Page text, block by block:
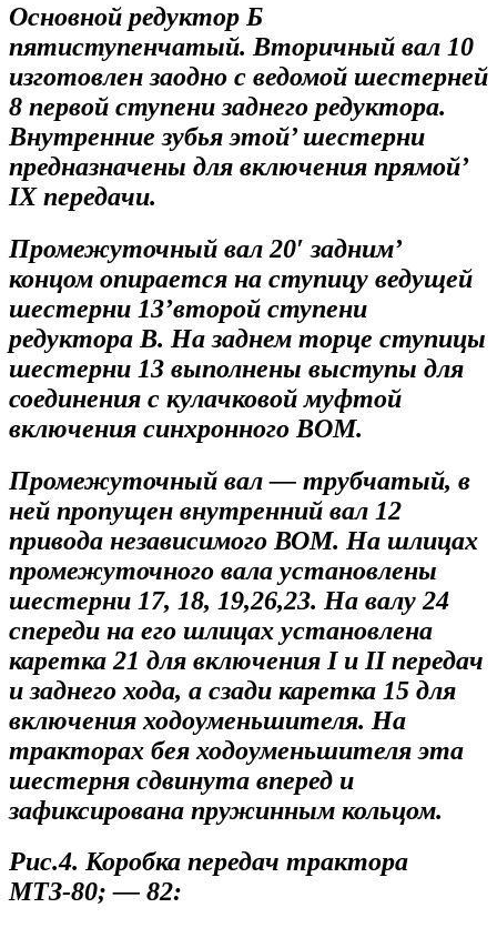
Основной редуктор Б
пятиступенчатый. Вторичный вал 10
изготовлен заодно с ведомой шестерней
8 первой ступени заднего редуктора.
Внутренние зубья этой’ шестерни
предназначены для включения прямой’
IX передачи.
Промежуточный вал 20′ задним’
концом опирается на ступицу ведущей
шестерни 13’второй ступени
редуктора В. На заднем торце ступицы
шестерни 13 выполнены выступы для
соединения с кулачковой муфтой
включения синхронного BOМ.
Промежуточный вал — трубчатый, в
ней пропущен внутренний вал 12
привода независимого ВОМ. Hа шлицах
промежуточного вала установлены
шестерни 17, 18, 19,26,23. На валу 24
спереди на его шлицах установлена
каретка 21 для включения I и II передач
и заднего хода, а сзади каретка 15 для
включения ходоуменьшителя. На
тракторах бея ходоуменьшителя эта
шестерня сдвинута вперед и
зафиксирована пружинным кольцом.
Рис.4. Коробка передач трактора
МТЗ-80; — 82: